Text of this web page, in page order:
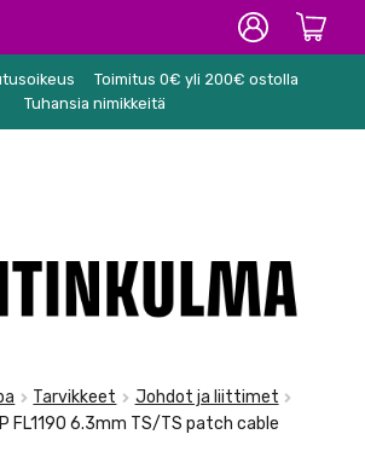
Toimitus 0€ yli 200€ ostolla
Tuhansia nimikkeitä
Tarvikkeet
Johdot ja liittimet
FL1190 6.3mm TS/TS patch cable